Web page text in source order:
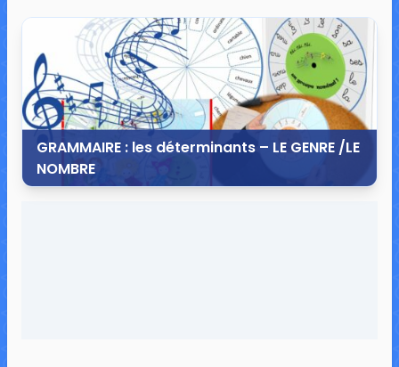
GRAMMAIRE : les déterminants – LE GENRE /LE
NOMBRE